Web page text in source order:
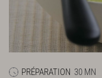
PRÉPARATION 30 MN